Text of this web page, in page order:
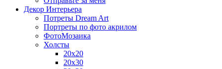
Декор Интерьера
Потреты Dream Art
Портреты по фото акрилом
ФотоМозаика
Холсты
20х20
20х30